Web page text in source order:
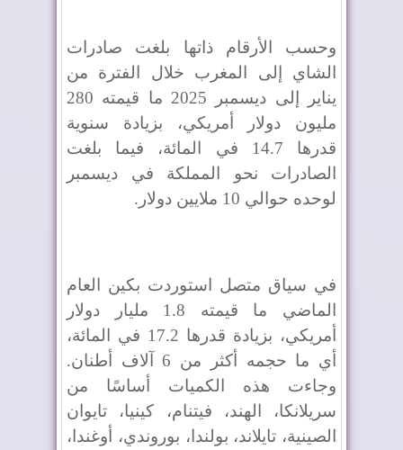
وحسب الأرقام ذاتها بلغت صادرات
الشاي إلى المغرب خلال الفترة من
يناير إلى ديسمبر 2025 ما قيمته 280
مليون دولار أمريكي، بزيادة سنوية
قدرها 14.7 في المائة، فيما بلغت
الصادرات نحو المملكة في ديسمبر
لوحده حوالي 10 ملايين دولار.
في سياق متصل استوردت بكين العام
الماضي ما قيمته 1.8 مليار دولار
أمريكي، بزيادة قدرها 17.2 في المائة،
أي ما حجمه أكثر من 6 آلاف أطنان.
وجاءت هذه الكميات أساسًا من
سريلانكا، الهند، فيتنام، كينيا، تايوان
الصينية، تايلاند، بولندا، بوروندي، أوغندا،